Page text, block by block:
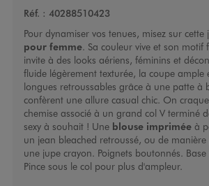
Réf. : 40288510423
Pour dynamiser vos tenues, misez sur cette
pour femme. Sa couleur vive et son motif
invite à des looks aériens, féminins et
fluide légèrement texturée, la coupe ample
longues retroussables grâce à une patte à
confèrent une allure casual chic. On
chemise associé à un grand col V terminé
sexy à souhait ! Une blouse impriméeà
un jean bleached retroussé, ou de manière
une jupe crayon. Poignets boutonnés.
Pince sous le col pour plus d'ampleur.